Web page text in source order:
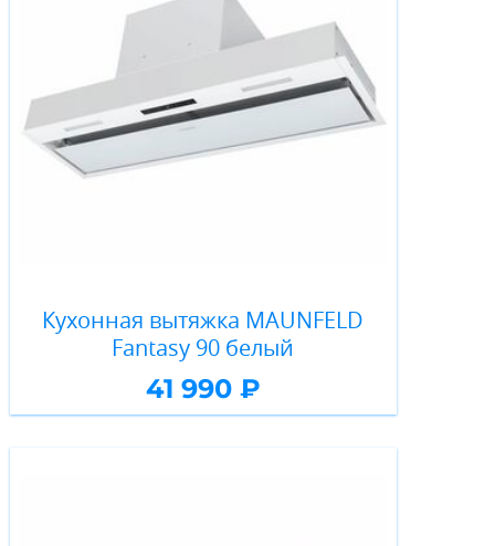
Кухонная вытяжка MAUNFELD
Fantasy 90 белый
41 990 ₽